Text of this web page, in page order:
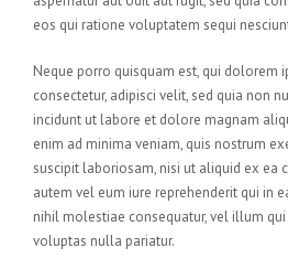
eos qui ratione voluptatem sequi
Neque porro quisquam est, qui dolorem
consectetur, adipisci velit, sed quia non
incidunt ut labore et dolore magnam
enim ad minima veniam, quis nostrum
suscipit laboriosam, nisi ut aliquid ex ea
autem vel eum iure reprehenderit qui in
nihil molestiae consequatur, vel illum
voluptas nulla pariatur.